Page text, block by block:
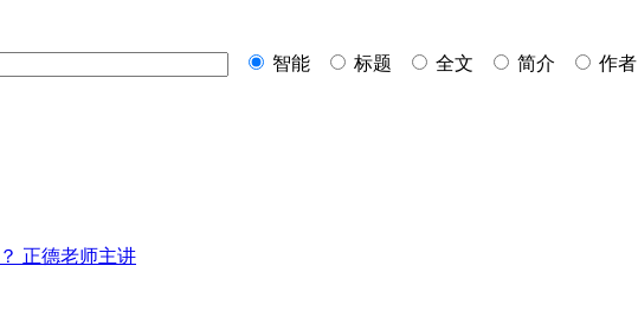
智能
标题 全文 简介
作者
？ 正德老师主讲